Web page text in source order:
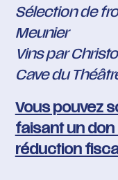
Sélection de
Meunier
Vins par
Cave du
Vous pouvez
faisant un don
réduction